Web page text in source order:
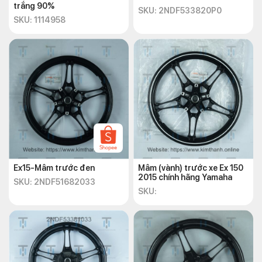
trắng 90%
SKU: 1114958
SKU: 2NDF533820P0
Ex15-Mâm trước đen
SKU: 2NDF51682033
Mâm (vành) trước xe Ex 150
2015 chính hãng Yamaha
SKU: